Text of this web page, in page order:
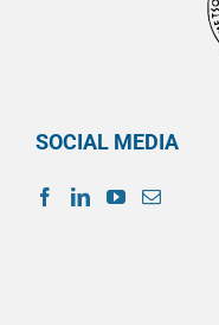
SOCIAL MEDIA